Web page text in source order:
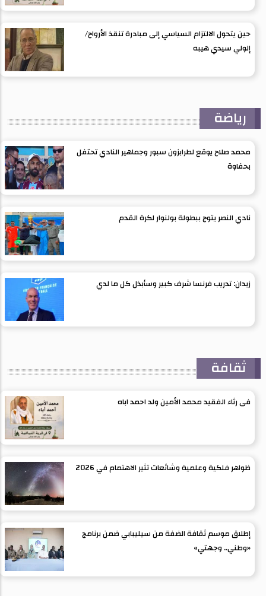
حين يتحول الالتزام السياسي إلى مبادرة تنقذ الأرواح/
إلولي سيدي هيبه
رياضة
محمد صلاح يوقع لطرابزون سبور وجماهير النادي تحتفل
بحفاوة
نادي النصر يتوج ببطولة بولنوار لكرة القدم
زيدان: تدريب فرنسا شرف كبير وسأبذل كل ما لدي
ثقافة
فى رثاء الفقيد محمد الأمين ولد احمد اباه
ظواهر فلكية وعلمية وشائعات تثير الاهتمام في 2026
إطلاق موسم ثقافة الضفة من سيليبابي ضمن برنامج
«وطني.. وجهتي»